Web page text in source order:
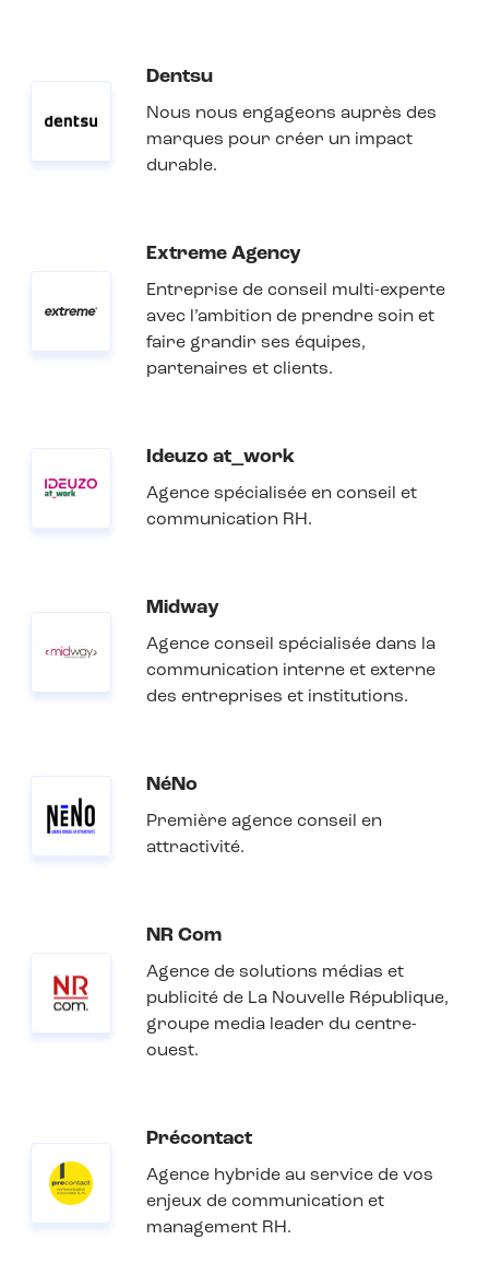
Dentsu
Nous nous engageons auprès des
marques pour créer un impact
durable.
Extreme Agency
Entreprise de conseil multi-experte
avec l’ambition de prendre soin et
faire grandir ses équipes,
partenaires et clients.
Ideuzo at_work
Agence spécialisée en conseil et
communication RH.
Midway
Agence conseil spécialisée dans la
communication interne et externe
des entreprises et institutions.
NéNo
Première agence conseil en
attractivité.
NR Com
Agence de solutions médias et
publicité de La Nouvelle République,
groupe media leader du centre-
ouest.
Précontact
Agence hybride au service de vos
enjeux de communication et
management RH.